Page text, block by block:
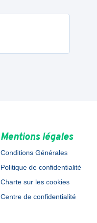
Mentions légales
Conditions Générales
Politique de confidentialité
Charte sur les cookies
Centre de confidentialité